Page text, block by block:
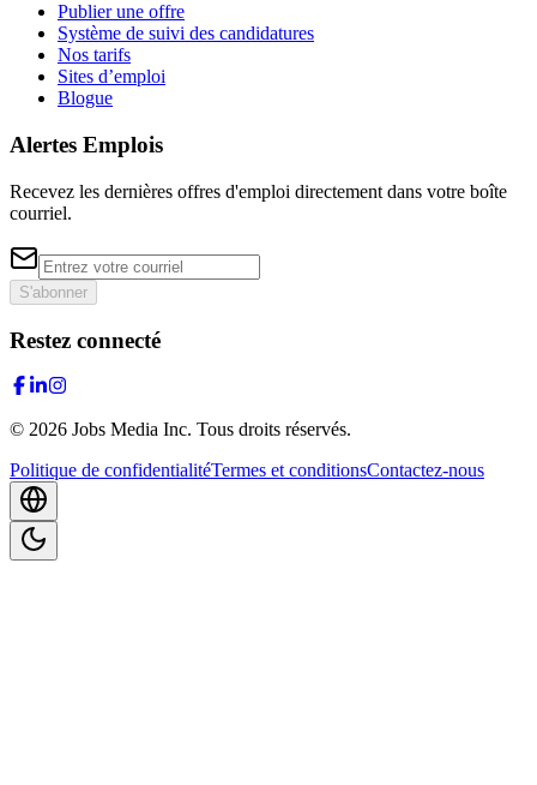
Publier une offre
Système de suivi des candidatures
Nos tarifs
Sites d’emploi
Blogue
Alertes Emplois
Recevez les dernières offres d'emploi directement dans votre boîte
courriel.
S'abonner
Restez connecté
© 2026 Jobs Media Inc. Tous droits réservés.
Politique de confidentialitéTermes et conditionsContactez-nous